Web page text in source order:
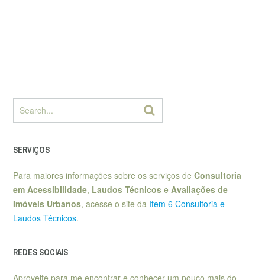
SERVIÇOS
Para maiores informações sobre os serviços de Consultoria
em Acessibilidade, Laudos Técnicos e Avaliações de
Imóveis Urbanos, acesse o site da Item 6 Consultoria e
Laudos Técnicos.
REDES SOCIAIS
Aproveite para me encontrar e conhecer um pouco mais do